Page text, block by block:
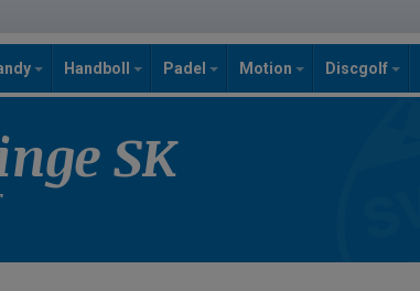
Handboll Padel Motion Discgolf
SK